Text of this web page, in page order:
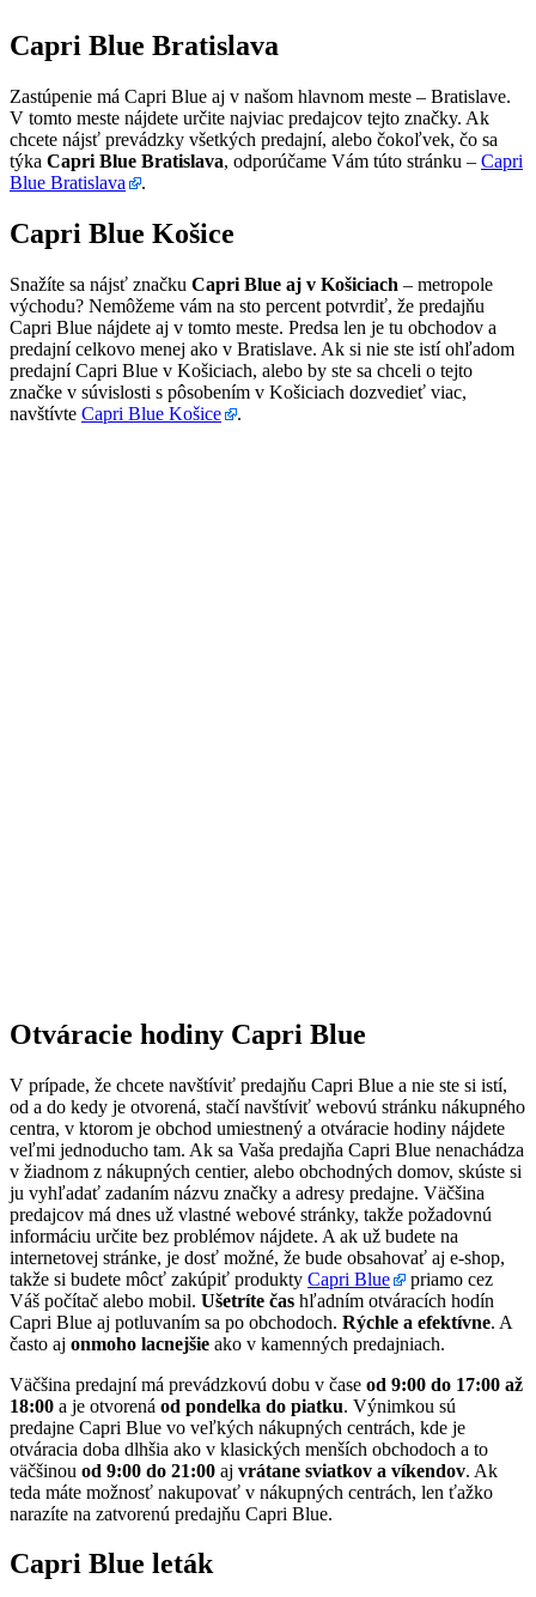
Capri Blue Bratislava
Zastúpenie má Capri Blue aj v našom hlavnom meste – Bratislave.
V tomto meste nájdete určite najviac predajcov tejto značky. Ak
chcete nájsť prevádzky všetkých predajní, alebo čokoľvek, čo sa
týka Capri Blue Bratislava, odporúčame Vám túto stránku – Capri
Blue Bratislava
.
Capri Blue Košice
Snažíte sa nájsť značku Capri Blue aj v Košiciach – metropole
východu? Nemôžeme vám na sto percent potvrdiť, že predajňu
Capri Blue nájdete aj v tomto meste. Predsa len je tu obchodov a
predajní celkovo menej ako v Bratislave. Ak si nie ste istí ohľadom
predajní Capri Blue v Košiciach, alebo by ste sa chceli o tejto
značke v súvislosti s pôsobením v Košiciach dozvedieť viac,
navštívte Capri Blue Košice .
Otváracie hodiny Capri Blue
V prípade, že chcete navštíviť predajňu Capri Blue a nie ste si istí,
od a do kedy je otvorená, stačí navštíviť webovú stránku nákupného
centra, v ktorom je obchod umiestnený a otváracie hodiny nájdete
veľmi jednoducho tam. Ak sa Vaša predajňa Capri Blue nenachádza
v žiadnom z nákupných centier, alebo obchodných domov, skúste si
ju vyhľadať zadaním názvu značky a adresy predajne. Väčšina
predajcov má dnes už vlastné webové stránky, takže požadovnú
informáciu určite bez problémov nájdete. A ak už budete na
internetovej stránke, je dosť možné, že bude obsahovať aj e-shop,
takže si budete môcť zakúpiť produkty Capri Blue
priamo cez
Váš počítač alebo mobil. Ušetríte čas hľadním otváracích hodín
Capri Blue aj potluvaním sa po obchodoch. Rýchle a efektívne. A
často aj onmoho lacnejšie ako v kamenných predajniach.
Väčšina predajní má prevádzkovú dobu v čase od 9:00 do 17:00 až
18:00 a je otvorená od pondelka do piatku. Výnimkou sú
predajne Capri Blue vo veľkých nákupných centrách, kde je
otváracia doba dlhšia ako v klasických menších obchodoch a to
väčšinou od 9:00 do 21:00 aj vrátane sviatkov a víkendov. Ak
teda máte možnosť nakupovať v nákupných centrách, len ťažko
narazíte na zatvorenú predajňu Capri Blue.
Capri Blue leták